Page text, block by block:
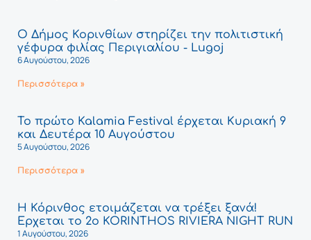
Ο Δήμος Κορινθίων στηρίζει την πολιτιστική
γέφυρα φιλίας Περιγιαλίου - Lugoj
6 Αυγούστου, 2026
Περισσότερα »
Το πρώτο Kalamia Festival έρχεται Κυριακή 9
και Δευτέρα 10 Αυγούστου
5 Αυγούστου, 2026
Περισσότερα »
Η Κόρινθος ετοιμάζεται να τρέξει ξανά!
Έρχεται το 2ο KORINTHOS RIVIERA NIGHT RUN
1 Αυγούστου, 2026